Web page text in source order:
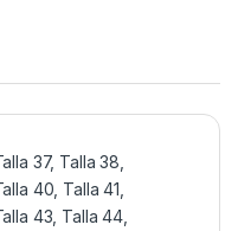
37, Talla 38,
40, Talla 41,
43, Talla 44,